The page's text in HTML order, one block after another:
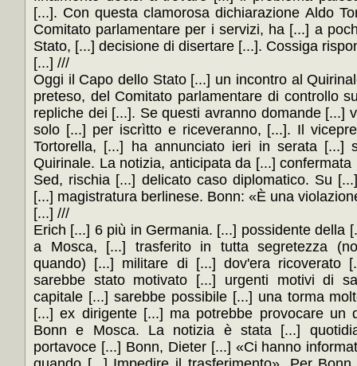
[...]. Con questa clamorosa dichiarazione Aldo
Comitato parlamentare per i servizi, ha [...] a
Stato, [...] decisione di disertare [...]. Cossiga
[...] ///
Oggi il Capo dello Stato [...] un incontro al
preteso, del Comitato parlamentare di controllo
repliche dei [...]. Se questi avranno domande [...]
solo [...] per iscrìtto e riceveranno, [...]. Il
Tortorella, [...] ha annunciato ieri in serata [...]
Quirinale. La notizia, anticipata da [...]
Sed, rischia [...] delicato caso diplomatico. Su
[...] magistratura berlinese. Bonn: «È una
[...] ///
Erich [...] 6 più in Germania. [...] possidente della
a Mosca, [...] trasferito in tutta segretezza
quando) [...] militare di [...] dov'era ricoverato
sarebbe stato motivato [...] urgenti motivi di
capitale [...] sarebbe possibile [...] una torma
[...] ex dirigente [...] ma potrebbe provocare un
Bonn e Mosca. La notizia è stata [...]
portavoce [...] Bonn, Dieter [...] «Ci hanno